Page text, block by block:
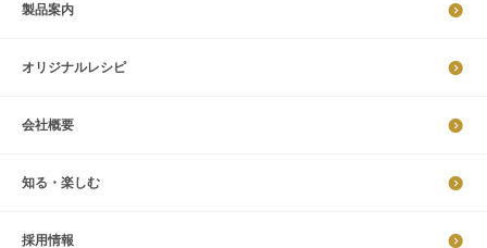
製品案内
オリジナルレシピ
会社概要
知る・楽しむ
採​用​情​報